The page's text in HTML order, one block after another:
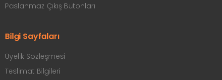
Paslanmaz Çıkış Butonları
Bilgi Sayfaları
Üyelik Sözleşmesi
Teslimat Bilgileri